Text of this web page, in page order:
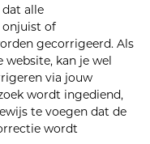
alle
onjuist of
gecorrigeerd. Als
website, kan je wel
via jouw
wordt ingediend,
te voegen dat de
wordt